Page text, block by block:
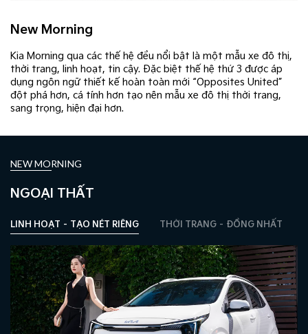
New Morning
Kia Morning qua các thế hệ đều nổi bật là một mẫu xe đô thị,
thời trang, linh hoạt, tin cậy. Đặc biệt thế hệ thứ 3 được áp
dụng ngôn ngữ thiết kế hoàn toàn mới “Opposites United”
đột phá hơn, cá tính hơn tạo nên mẫu xe đô thị thời trang,
sang trọng, hiện đại hơn.
NEW MORNING
NGOẠI THẤT
LINH HOẠT – TẠO NÉT RIÊNG THỜI TRANG – ĐỒNG NHẤT